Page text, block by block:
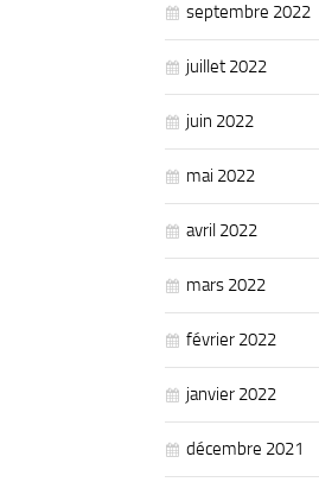
septembre 2022
juillet 2022
juin 2022
mai 2022
avril 2022
mars 2022
février 2022
janvier 2022
décembre 2021